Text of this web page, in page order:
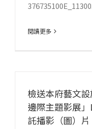
閱讀更多
檢送本府藝文
邊際主題影展
託播影（圖）片